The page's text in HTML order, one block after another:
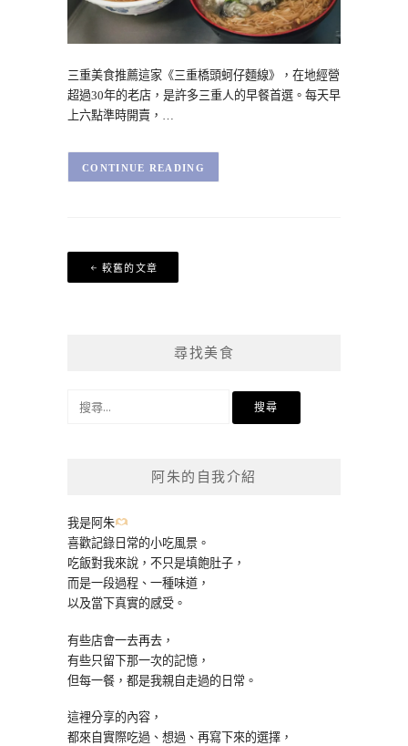
三重美食推薦這家《三重橋頭蚵仔麵線》，在地經營
超過30年的老店，是許多三重人的早餐首選。每天早
上六點準時開賣，…
CONTINUE READING
章
較舊的文章
尋找美食
阿朱的自我介紹
我是阿朱
喜歡記錄日常的小吃風景。
吃飯對我來說，不只是填飽肚子，
而是一段過程、一種味道，
以及當下真實的感受。
有些店會一去再去，
有些只留下那一次的記憶，
但每一餐，都是我親自走過的日常。
這裡分享的內容，
都來自實際吃過、想過、再寫下來的選擇，